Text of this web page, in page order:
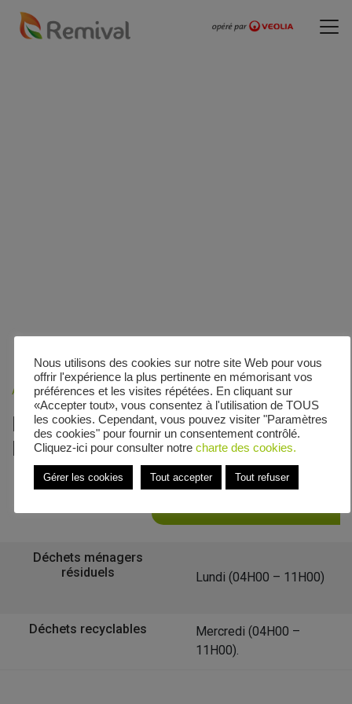
Accueil»Veolia - Zones de collecte»Rue Francois Haxo
Le calendrier de collecte de Rue
Francois Haxo
Déchets ménagers
résiduels
Lundi (04H00 – 11H00)
Déchets recyclables
Mercredi (04H00 –
11H00).
Nous utilisons des cookies sur notre site Web pour vous
offrir l'expérience la plus pertinente en mémorisant vos
préférences et les visites répétées. En cliquant sur
«Accepter tout», vous consentez à l'utilisation de TOUS
les cookies. Cependant, vous pouvez visiter "Paramètres
des cookies" pour fournir un consentement contrôlé.
Cliquez-ici pour consulter notre charte des cookies.
Gérer les cookies Tout accepter Tout refuser